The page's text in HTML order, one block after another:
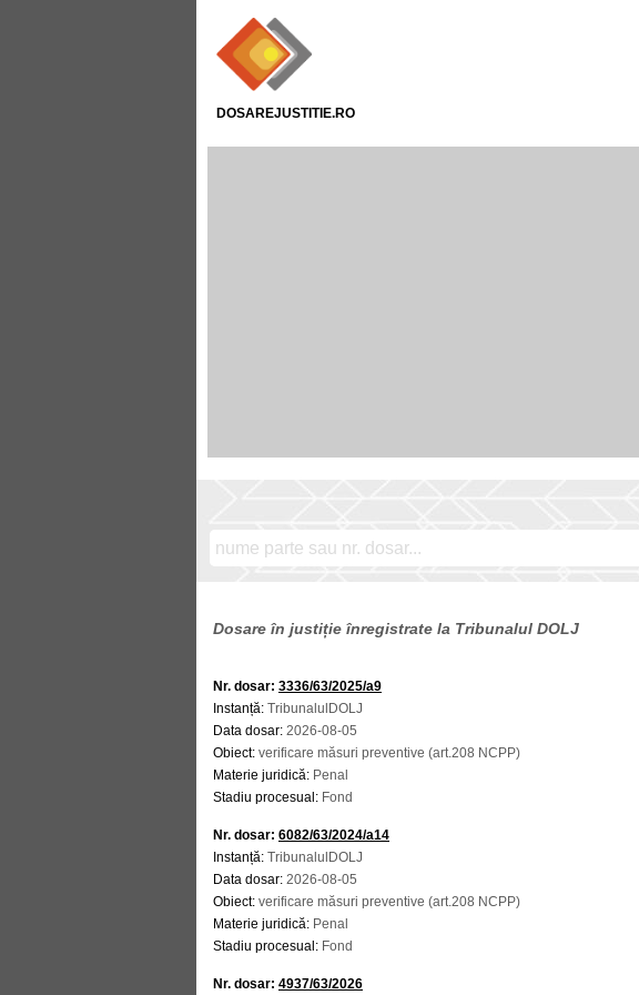
DOSAREJUSTITIE.RO
Dosare în justiție înregistrate la Tribunalul DOLJ
Nr. dosar: 3336/63/2025/a9
Instanță: TribunalulDOLJ
Data dosar: 2026-08-05
Obiect: verificare măsuri preventive (art.208 NCPP)
Materie juridică: Penal
Stadiu procesual: Fond
Nr. dosar: 6082/63/2024/a14
Instanță: TribunalulDOLJ
Data dosar: 2026-08-05
Obiect: verificare măsuri preventive (art.208 NCPP)
Materie juridică: Penal
Stadiu procesual: Fond
Nr. dosar: 4937/63/2026